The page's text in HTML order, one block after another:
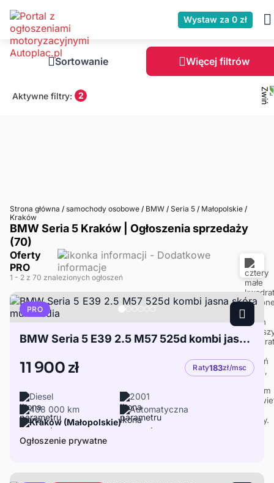
Wystaw za 0 zł
Sortowanie Więcej filtrów
Aktywne filtry: 2
Strona główna / samochody osobowe / BMW / Seria 5 / Małopolskie /
Kraków
BMW Seria 5 Kraków | Ogłoszenia sprzedaży
(70)
Oferty
PRO
1 - 2 z 70 znalezionych ogłoszeń
PRO
BMW Seria 5 E39 2.5 M57 525d kombi jasna skóra multimedia
11 900 zł Raty183zł/msc
Diesel
2001
408 000 km
Automatyczna
Kraków (Małopolskie)
Ogłoszenie prywatne